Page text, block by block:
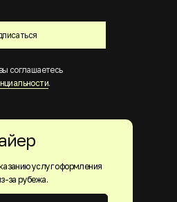
соглашаетесь
.
услуг оформления
за рубежа.